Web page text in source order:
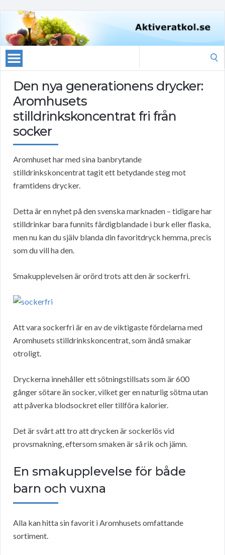
Den nya generationens drycker:
Aromhusets
stilldrinkskoncentrat fri från
socker
Aromhuset har med sina banbrytande
stilldrinkskoncentrat tagit ett betydande steg mot
framtidens drycker.
Detta är en nyhet på den svenska marknaden – tidigare har
stilldrinkar bara funnits färdigblandade i burk eller flaska,
men nu kan du själv blanda din favoritdryck hemma, precis
som du vill ha den.
Smakupplevelsen är orörd trots att den är sockerfri.
Att vara sockerfri är en av de viktigaste fördelarna med
Aromhusets stilldrinkskoncentrat, som ändå smakar
otroligt.
Dryckerna innehåller ett sötningstillsats som är 600
gånger sötare än socker, vilket ger en naturlig sötma utan
att påverka blodsockret eller tillföra kalorier.
Det är svårt att tro att drycken är sockerlös vid
provsmakning, eftersom smaken är så rik och jämn.
En smakupplevelse för både
barn och vuxna
Alla kan hitta sin favorit i Aromhusets omfattande
sortiment.